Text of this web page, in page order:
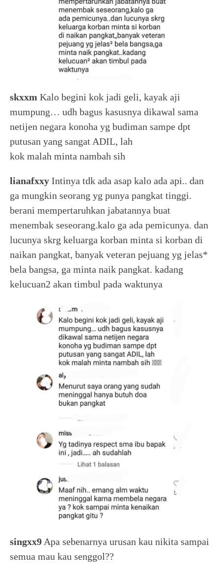
skxxm Kalo begini kok jadi geli, kayak aji
mumpung… udh bagus kasusnya dikawal sama
netijen negara konoha yg budiman sampe dpt
putusan yang sangat ADIL, lah
kok malah minta nambah sih
lianafxxy Intinya tdk ada asap kalo ada api.. dan
ga mungkin seorang yg punya pangkat tinggi.
berani mempertaruhkan jabatannya buat
menembak seseorang.kalo ga ada pemicunya. dan
lucunya skrg keluarga korban minta si korban di
naikan pangkat, banyak veteran pejuang yg jelas*
bela bangsa, ga minta naik pangkat. kadang
kelucuan2 akan timbul pada waktunya
singxx9 Apa sebenarnya urusan kau nikita sampai
semua mau kau senggol??